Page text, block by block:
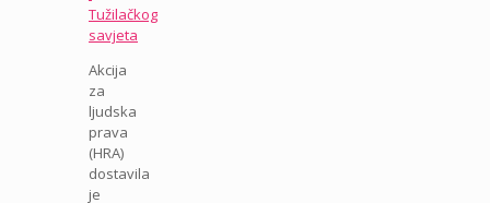
Tužilačkog
savjeta
Akcija
za
ljudska
prava
(HRA)
dostavila
je